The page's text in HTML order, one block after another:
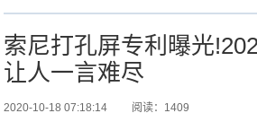
索尼打孔屏专利曝光
让人一言难尽
2020-10-18 07:18:14 阅读：1409